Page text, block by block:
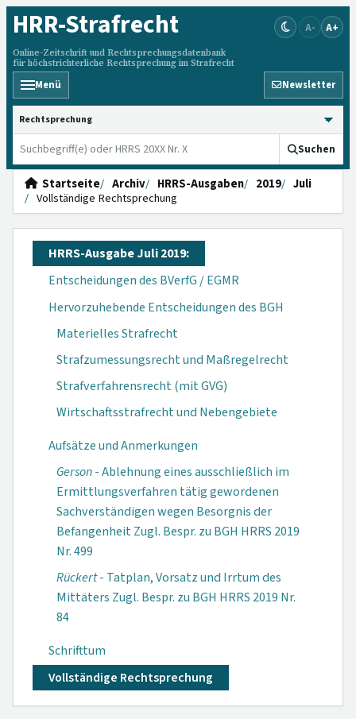
HRR-Strafrecht
Online-Zeitschrift und Rechtsprechungsdatenbank
für höchstrichterliche Rechtsprechung im Strafrecht
A- A+
Menü Newsletter
HRRS durchsuchen
Suchen
Startseite Archiv HRRS-Ausgaben 2019
Juli
Vollständige Rechtsprechung
HRRS-Ausgabe Juli 2019:
Entscheidungen des BVerfG / EGMR
Hervorzuhebende Entscheidungen des BGH
Materielles Strafrecht
Strafzumessungsrecht und Maßregelrecht
Strafverfahrensrecht (mit GVG)
Wirtschaftsstrafrecht und Nebengebiete
Aufsätze und Anmerkungen
Gerson- Ablehnung eines ausschließlich im
Ermittlungsverfahren tätig gewordenen
Sachverständigen wegen Besorgnis der
Befangenheit Zugl. Bespr. zu BGH HRRS 2019
Nr. 499
Rückert- Tatplan, Vorsatz und Irrtum des
Mittäters Zugl. Bespr. zu BGH HRRS 2019 Nr.
84
Schrifttum
Vollständige Rechtsprechung